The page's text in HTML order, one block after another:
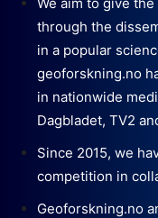
through the
in a popular
geoforskning.no
in nationwide
Dagbladet, TV2
Since 2015, we
competition in
Geoforskning.no